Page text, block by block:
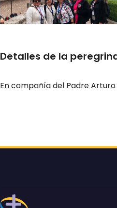
Detalles de la
En compañía del Padre